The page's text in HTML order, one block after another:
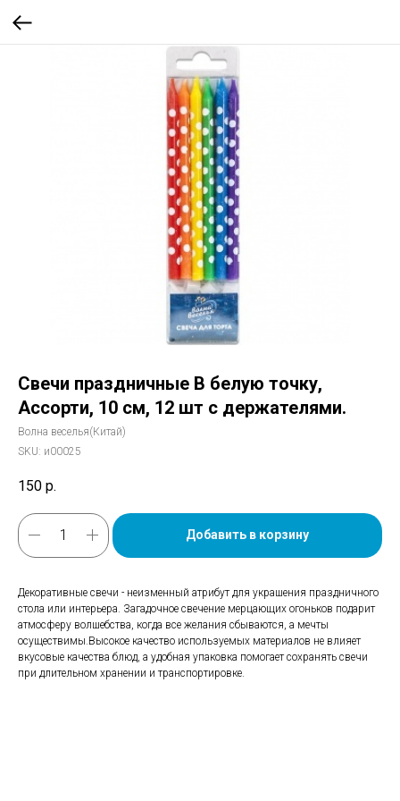
Свечи праздничные В белую точку,
Ассорти, 10 см, 12 шт с держателями.
Волна веселья(Китай)
SKU: и00025
150 р.
Добавить в корзину
Декоративные свечи - неизменный атрибут для украшения праздничного
стола или интерьера. Загадочное свечение мерцающих огоньков подарит
атмосферу волшебства, когда все желания сбываются, а мечты
осуществимы.Высокое качество используемых материалов не влияет
вкусовые качества блюд, а удобная упаковка помогает сохранять свечи
при длительном хранении и транспортировке.